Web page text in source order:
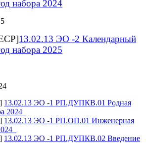
набора 2024
13.02.13 ЭО -2 Календарный
набора 2025
13.02.13 ЭО -1 РП.ДУПКВ.01 Родная
2024_
13.02.13 ЭО -1 РП.ОП.01 Инженерная
13.02.13 ЭО -1 РП.ДУПКВ.02 Введение